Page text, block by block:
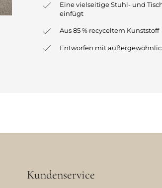
Eine vielseitige Stuhl- und
einfügt
Aus 85 % recyceltem Kunststoff
Entworfen mit
Kundenservice